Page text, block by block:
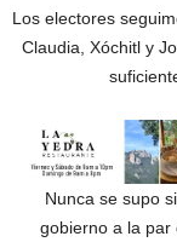
Los electores
Claudia, Xóchitl y
Nunca se supo
gobierno a la par